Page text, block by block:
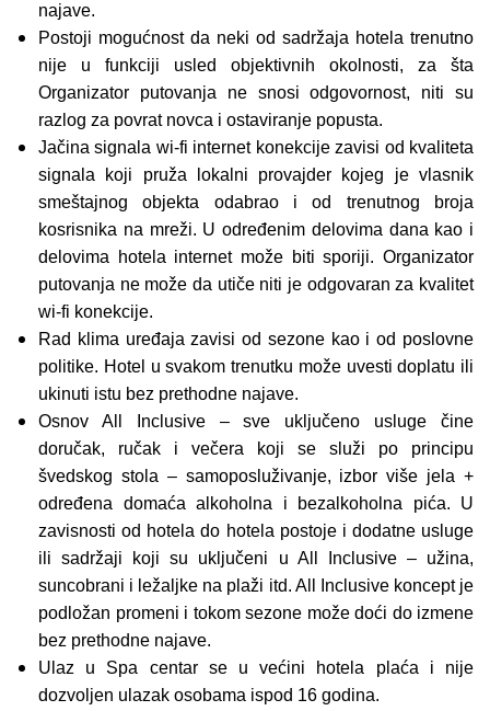
najave.
Postoji mogućnost da neki od sadržaja hotela trenutno
nije u funkciji usled objektivnih okolnosti, za šta
Organizator putovanja ne snosi odgovornost, niti su
razlog za povrat novca i ostaviranje popusta.
Jačina signala wi-fi internet konekcije zavisi od kvaliteta
signala koji pruža lokalni provajder kojeg je vlasnik
smeštajnog objekta odabrao i od trenutnog broja
kosrisnika na mreži. U određenim delovima dana kao i
delovima hotela internet može biti sporiji. Organizator
putovanja ne može da utiče niti je odgovaran za kvalitet
wi-fi konekcije.
Rad klima uređaja zavisi od sezone kao i od poslovne
politike. Hotel u svakom trenutku može uvesti doplatu ili
ukinuti istu bez prethodne najave.
Osnov All Inclusive – sve uključeno usluge čine
doručak, ručak i večera koji se služi po principu
švedskog stola – samoposluživanje, izbor više jela +
određena domaća alkoholna i bezalkoholna pića. U
zavisnosti od hotela do hotela postoje i dodatne usluge
ili sadržaji koji su uključeni u All Inclusive – užina,
suncobrani i ležaljke na plaži itd. All Inclusive koncept je
podložan promeni i tokom sezone može doći do izmene
bez prethodne najave.
Ulaz u Spa centar se u većini hotela plaća i nije
dozvoljen ulazak osobama ispod 16 godina.